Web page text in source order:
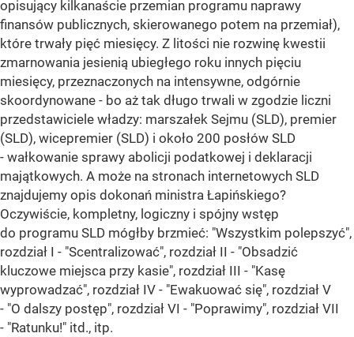
opisujący kilkanaście przemian programu naprawy
finansów publicznych, skierowanego potem na przemiał),
które trwały pięć miesięcy. Z litości nie rozwinę kwestii
zmarnowania jesienią ubiegłego roku innych pięciu
miesięcy, przeznaczonych na intensywne, odgórnie
skoordynowane - bo aż tak długo trwali w zgodzie liczni
przedstawiciele władzy: marszałek Sejmu (SLD), premier
(SLD), wicepremier (SLD) i około 200 posłów SLD
- wałkowanie sprawy abolicji podatkowej i deklaracji
majątkowych. A może na stronach internetowych SLD
znajdujemy opis dokonań ministra Łapińskiego?
Oczywiście, kompletny, logiczny i spójny wstęp
do programu SLD mógłby brzmieć: "Wszystkim polepszyć",
rozdział I - "Scentralizować", rozdział II - "Obsadzić
kluczowe miejsca przy kasie", rozdział III - "Kasę
wyprowadzać", rozdział IV - "Ewakuować się", rozdział V
- "O dalszy postęp", rozdział VI - "Poprawimy", rozdział VII
- "Ratunku!" itd., itp.